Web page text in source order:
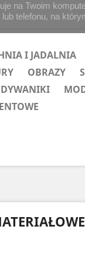
I JADALNIA
OBRAZY
na Twoim
telefonu, na